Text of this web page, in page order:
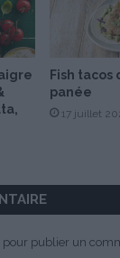
Fish
panée
17 juillet
pour publier un